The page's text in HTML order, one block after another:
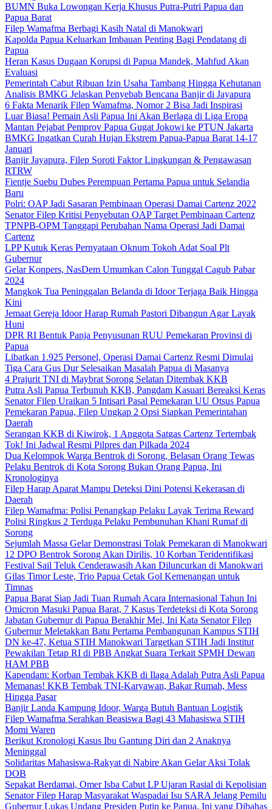
BUMN Buka Lowongan Kerja Khusus Putra-Putri Papua dan
Papua Barat
Filep Wamafma Berbagi Kasih Natal di Manokwari
Kapolda Papua Keluarkan Imbauan Penting Bagi Pendatang di
Papua
Heran Kasus Dugaan Korupsi di Papua Mandek, Mahfud Akan
Evaluasi
Pemerintah Cabut Ribuan Izin Usaha Tambang Hingga Kehutanan
Analisis BMKG Jelaskan Penyebab Bencana Banjir di Jayapura
6 Fakta Menarik Filep Wamafma, Nomor 2 Bisa Jadi Inspirasi
Luar Biasa! Pemain Asli Papua Ini Akan Berlaga di Liga Eropa
Mantan Pejabat Pemprov Papua Gugat Jokowi ke PTUN Jakarta
BMKG Ingatkan Curah Hujan Ekstrem Papua-Papua Barat 14-17
Januari
Banjir Jayapura, Filep Soroti Faktor Lingkungan & Pengawasan
RTRW
Fientje Suebu Dubes Perempuan Pertama Papua untuk Selandia
Baru
Polri: OAP Jadi Sasaran Pembinaan Operasi Damai Cartenz 2022
Senator Filep Kritisi Penyebutan OAP Target Pembinaan Cartenz
TPNPB-OPM Tanggapi Perubahan Nama Operasi Jadi Damai
Cartenz
LPP Kutuk Keras Pernyataan Oknum Tokoh Adat Soal Plt
Gubernur
Gelar Konpers, NasDem Umumkan Calon Tunggal Cagub Pabar
2024
Mangkok Tua Peninggalan Belanda di Idoor Terjaga Baik Hingga
Kini
Jemaat Gereja Idoor Harap Rumah Pastori Dibangun Agar Layak
Huni
DPR RI Bentuk Panja Penyusunan RUU Pemekaran Provinsi di
Papua
Libatkan 1.925 Personel, Operasi Damai Cartenz Resmi Dimulai
Tiga Cara Gus Dur Selesaikan Masalah Papua di Masanya
4 Prajurit TNI di Maybrat Sorong Selatan Ditembak KKB
Putra Asli Papua Terbunuh KKB, Pangdam Kasuari Bereaksi Keras
Senator Filep Uraikan 5 Intisari Pasal Pemekaran UU Otsus Papua
Pemekaran Papua, Filep Ungkap 2 Opsi Siapkan Pemerintahan
Daerah
Serangan KKB di Kiwirok, 1 Anggota Satgas Cartenz Tertembak
Tok! Ini Jadwal Resmi Pilpres dan Pilkada 2024
Dua Kelompok Warga Bentrok di Sorong, Belasan Orang Tewas
Pelaku Bentrok di Kota Sorong Bukan Orang Papua, Ini
Kronologinya
Filep Harap Aparat Mampu Deteksi Dini Potensi Kekerasan di
Daerah
Filep Wamafma: Polisi Penangkap Pelaku Layak Terima Reward
Polisi Ringkus 2 Terduga Pelaku Pembunuhan Khani Rumaf di
Sorong
Sejumlah Massa Gelar Demonstrasi Tolak Pemekaran di Manokwari
12 DPO Bentrok Sorong Akan Dirilis, 10 Korban Teridentifikasi
Festival Sail Teluk Cenderawasih Akan Diluncurkan di Manokwari
Gilas Timor Leste, Trio Papua Cetak Gol Kemenangan untuk
Timnas
Papua Barat Siap Jadi Tuan Rumah Acara Internasional Tahun Ini
Omicron Masuki Papua Barat, 7 Kasus Terdeteksi di Kota Sorong
Jabatan Gubernur di Papua Berakhir Mei, Ini Kata Senator Filep
Gubernur Meletakkan Batu Pertama Pembangunan Kampus STIH
DN ke-47, Ketua STIH Manokwari Targetkan STIH Jadi Institut
Pewakilan Tetap RI di PBB Angkat Suara Terkait SPMH Dewan
HAM PBB
Kapendam: Korban Tembak KKB di Ilaga Adalah Putra Asli Papua
Memanas! KKB Tembak TNI-Karyawan, Bakar Rumah, Mess
Hingga Pasar
Banjir Landa Kampung Idoor, Warga Butuh Bantuan Logistik
Filep Wamafma Serahkan Beasiswa Bagi 43 Mahasiswa STIH
Momi Waren
Berikut Kronologi Kasus Ibu Gantung Diri dan 2 Anaknya
Meninggal
Solidaritas Mahasiswa-Rakyat di Nabire Akan Gelar Aksi Tolak
DOB
Sepakat Berdamai, Omer Isba Cabut LP Ujaran Rasial di Kepolisian
Senator Filep Harap Masyarakat Waspadai Isu SARA Jelang Pemilu
Gubernur Lukas Undang Presiden Putin ke Papua, Ini yang Dibahas